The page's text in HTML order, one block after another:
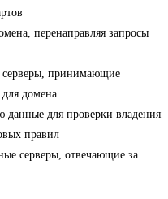
перенаправляя запросы
серверы, принимающие
домена
данные для проверки владения
правил
серверы, отвечающие за